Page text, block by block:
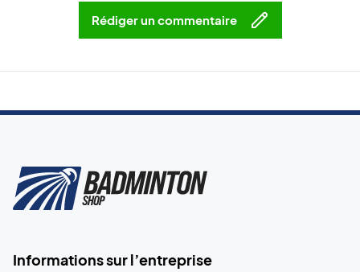
Rédiger un commentaire
Informations sur l’entreprise